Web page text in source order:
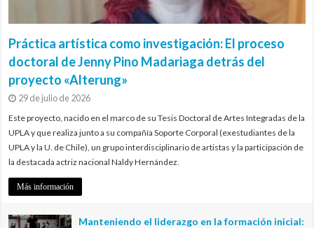
Práctica artística como investigación: El proceso
doctoral de Jenny Pino Madariaga detrás del
proyecto «Alterung»
29 de julio de 2026
Este proyecto, nacido en el marco de su Tesis Doctoral de Artes Integradas de la
UPLA y que realiza junto a su compañía Soporte Corporal (exestudiantes de la
UPLA y la U. de Chile), un grupo interdisciplinario de artistas y la participación de
la destacada actriz nacional Naldy Hernández.
Más información
Manteniendo el liderazgo en la formación inicial: